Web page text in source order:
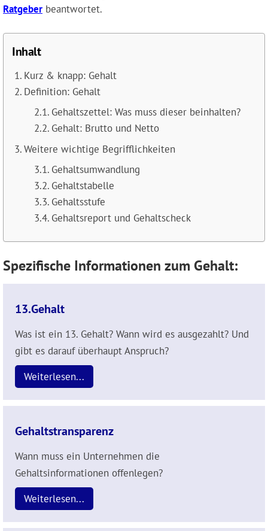
Ratgeber beantwortet.
Inhalt
Kurz & knapp: Gehalt
Definition: Gehalt
Gehaltszettel: Was muss dieser beinhalten?
Gehalt: Brutto und Netto
Weitere wichtige Begrifflichkeiten
Gehaltsumwandlung
Gehaltstabelle
Gehaltsstufe
Gehaltsreport und Gehaltscheck
Spezifische Informationen zum Gehalt:
13.Gehalt
Was ist ein 13. Gehalt? Wann wird es ausgezahlt? Und
gibt es darauf überhaupt Anspruch?
Weiterlesen...
Gehaltstransparenz
Wann muss ein Unternehmen die
Gehaltsinformationen offenlegen?
Weiterlesen...